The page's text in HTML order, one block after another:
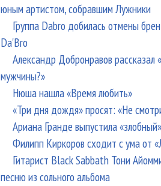
юным артистом, собравшим Лужники
Группа Dabro добилась отмены
Da'Bro
Александр Добронравов рассказал
мужчины?»
Нюша нашла «Время любить»
«Три дня дождя» просят: «Не
Ариана Гранде выпустила
Филипп Киркоров сходит с ума от
Гитарист Black Sabbath Тони
песню из сольного альбома